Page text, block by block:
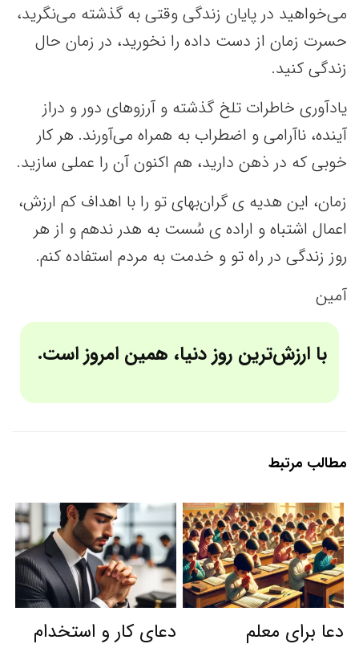
می‌خواهید در پایان زندگی وقتی به گذشته می‌نگرید،
حسرت زمان از دست داده را نخورید، در زمان حال
زندگی کنید.
یادآوری خاطرات تلخ گذشته و آرزوهای دور و دراز
آینده، ناآرامی و اضطراب به همراه می‌آورند. هر کار
خوبی که در ذهن دارید، هم اکنون آن را عملی سازید.
زمان، این هدیه ی گران‌بهای تو را با اهداف کم ‌ارزش،
اعمال اشتباه و اراده ی سُست به هدر ندهم و از هر
روز زندگی در راه تو و خدمت به مردم استفاده کنم.
آمین
با ارزش‌ترین روز دنیا، همین امروز است.
مطالب مرتبط
دعا برای معلم دعای کار و استخدام